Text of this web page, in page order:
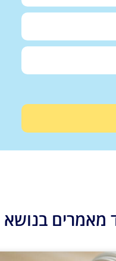
מאמרים בנושא